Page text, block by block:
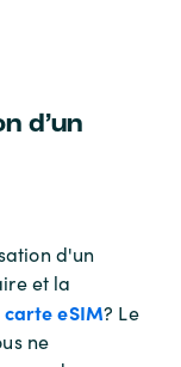
d’un
d'un
et la
carte eSIM? Le
ne